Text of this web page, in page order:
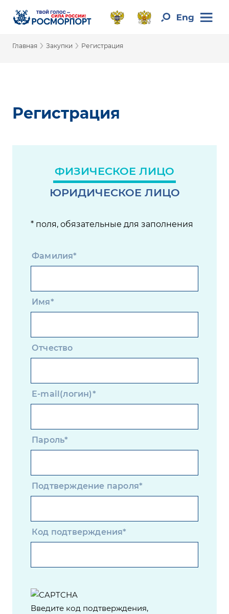
Главная › Закупки › Регистрация
Регистрация
ФИЗИЧЕСКОЕ ЛИЦО
ЮРИДИЧЕСКОЕ ЛИЦО
* поля, обязательные для заполнения
Фамилия*
Имя*
Отчество
E-mail(логин)*
Пароль*
Подтверждение пароля*
Код подтверждения*
Введите код подтверждения,